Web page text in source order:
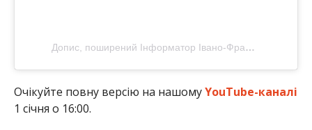
Допис, поширений Інформатор Івано-Франківськ (@if.informator)
Очікуйте повну версію на нашомуYouTube-каналі
1 січня о 16:00.